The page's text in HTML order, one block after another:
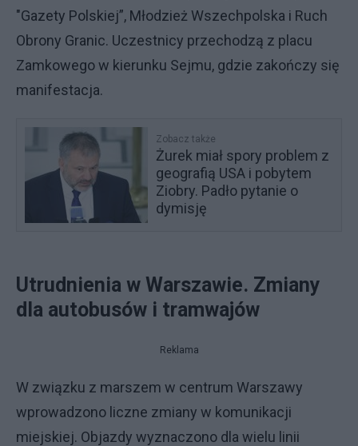
"Gazety Polskiej”, Młodzież Wszechpolska i Ruch
Obrony Granic. Uczestnicy przechodzą z placu
Zamkowego w kierunku Sejmu, gdzie zakończy się
manifestacja.
Zobacz także
Żurek miał spory problem z
geografią USA i pobytem
Ziobry. Padło pytanie o
dymisję
Utrudnienia w Warszawie. Zmiany
dla autobusów i tramwajów
Reklama
W związku z marszem w centrum Warszawy
wprowadzono liczne zmiany w komunikacji
miejskiej. Objazdy wyznaczono dla wielu linii